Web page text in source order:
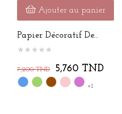
Ajouter au panier
Papier Décoratif De...
7,200 TND 5,760 TND
Bleu Vert MarronRose Mauve
+1